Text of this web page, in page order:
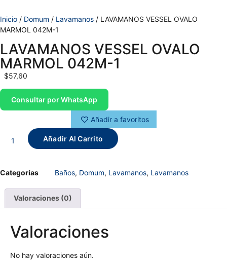
Inicio / Domum / Lavamanos / LAVAMANOS VESSEL OVALO
MARMOL 042M-1
LAVAMANOS VESSEL OVALO
MARMOL 042M-1
$57,60
Consultar por WhatsApp
Añadir a favoritos
Añadir Al Carrito
Categorías Baños, Domum, Lavamanos, Lavamanos
Valoraciones (0)
Valoraciones
No hay valoraciones aún.